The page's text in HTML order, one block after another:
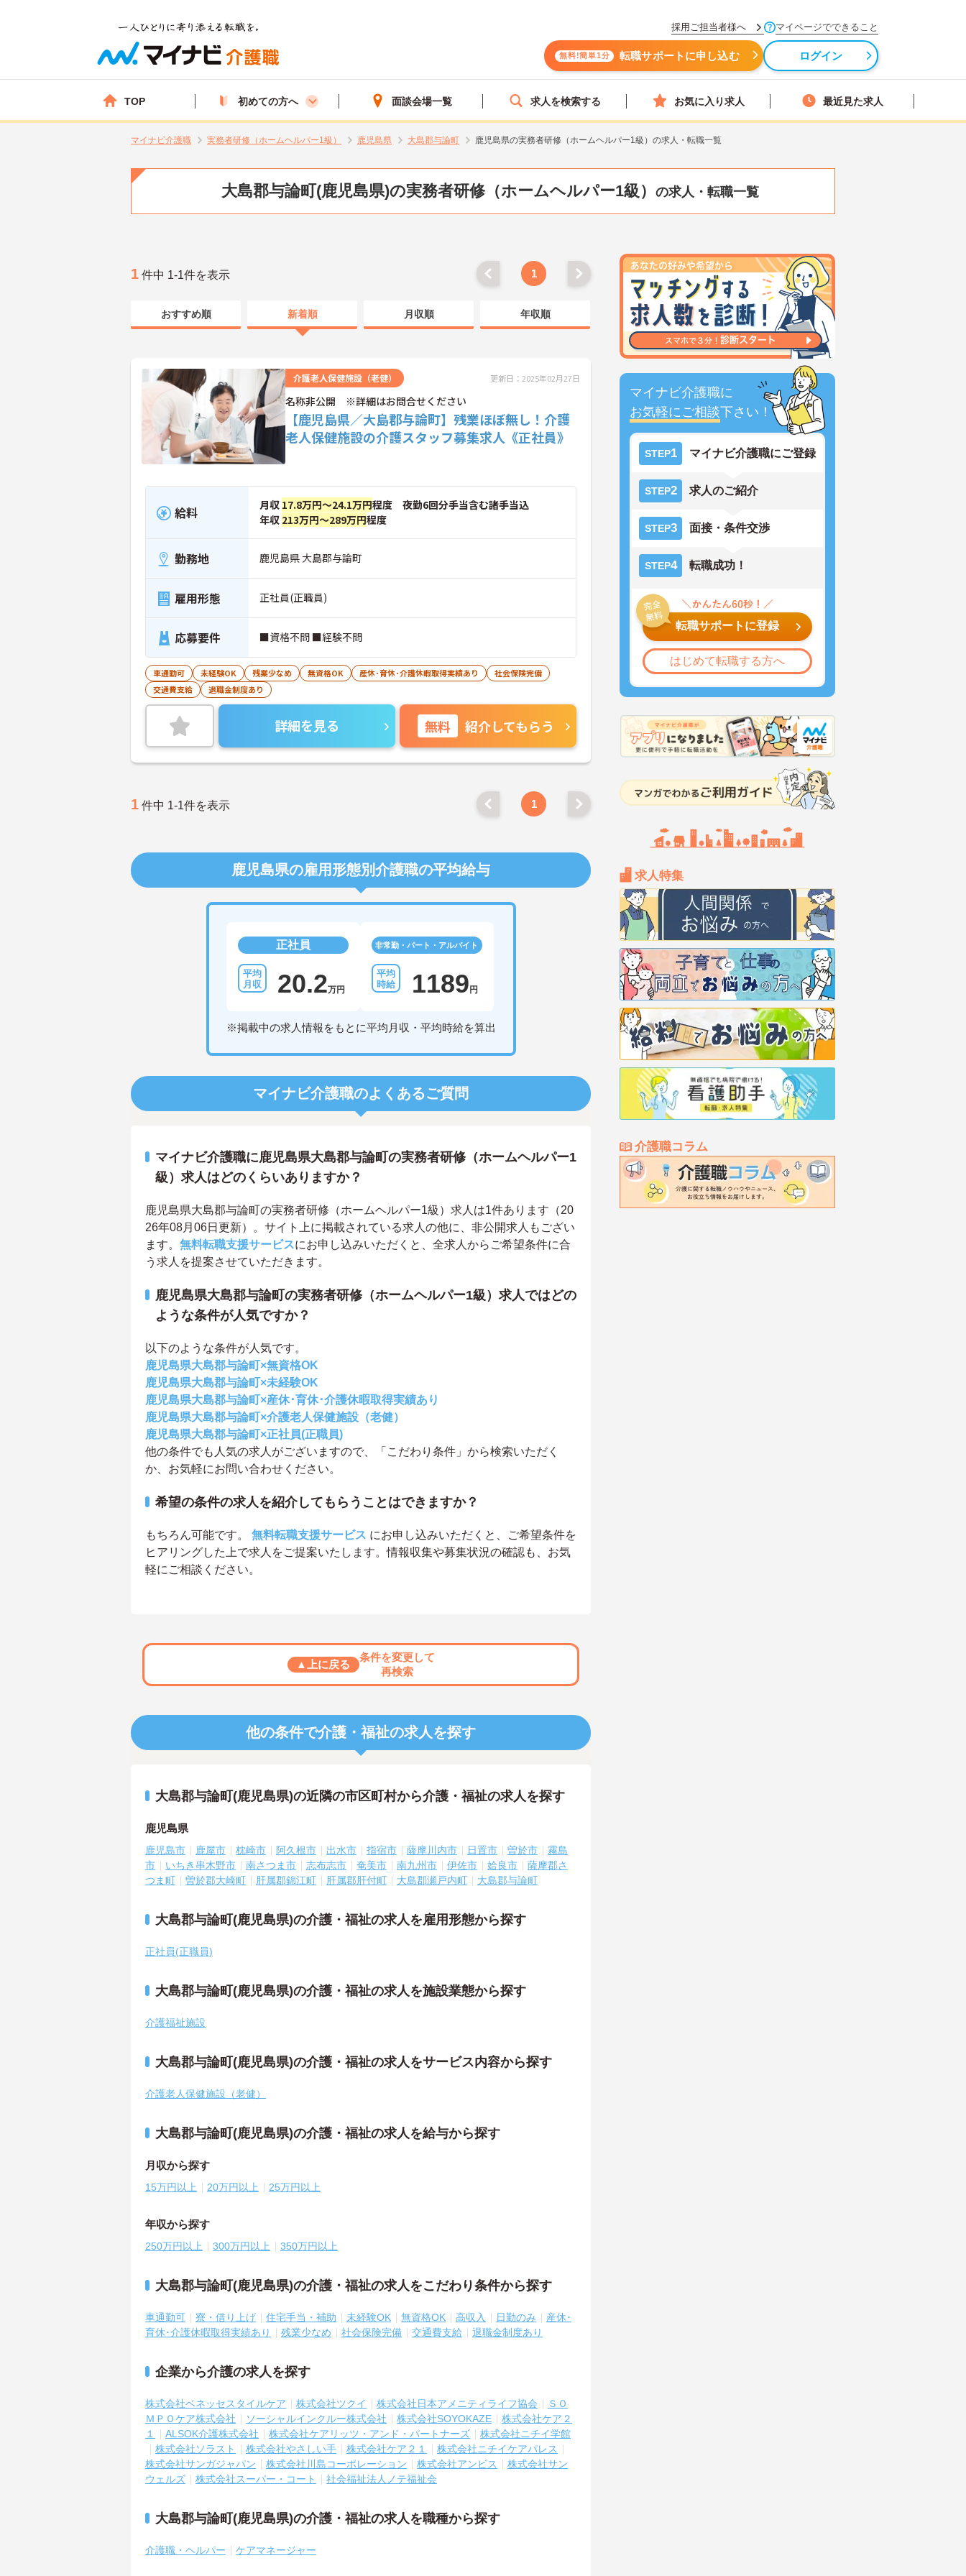
採用ご担当者様へ マイページでできること
無料!簡単1分 転職サポートに申し込む ログイン
TOP 初めての方へ 面談会場一覧 求人を検索する お気に入り求人 最近見た求人
マイナビ介護職 実務者研修（ホームヘルパー1級） 鹿児島県 大島郡与論町 鹿児島県の実務者研修（ホームヘルパー1級）の求人・転職一覧
大島郡与論町(鹿児島県)の実務者研修（ホームヘルパー1級） の求人・転職一覧
マイナビ介護職に
お気軽にご相談下さい！
STEP1 マイナビ介護職にご登録
STEP2 求人のご紹介
STEP3 面接・条件交渉
STEP4 転職成功！
転職サポートに登録
はじめて転職する方へ
求人特集
介護職コラム
1 件中 1-1件を表示 1
おすすめ順 新着順 月収順 年収順
介護老人保健施設（老健） 更新日：2025年02月27日
名称非公開 ※詳細はお問合せください
【鹿児島県／大島郡与論町】残業ほぼ無し！介護
老人保健施設の介護スタッフ募集求人《正社員》
給料 月収 17.8万円～24.1万円程度 夜勤6回分手当含む諸手当込
年収 213万円～289万円程度
勤務地 鹿児島県 大島郡与論町
雇用形態 正社員(正職員)
応募要件 ■資格不問 ■経験不問
車通勤可 未経験OK 残業少なめ 無資格OK 産休･育休･介護休暇取得実績あり
社会保険完備
交通費支給
退職金制度あり
詳細を見る 無料 紹介してもらう
1 件中 1-1件を表示 1
鹿児島県の雇用形態別介護職の平均給与
正社員
20.2万円
非常勤・パート・アルバイト
1189 円
※掲載中の求人情報をもとに平均月収・平均時給を算出
マイナビ介護職のよくあるご質問
マイナビ介護職に鹿児島県大島郡与論町の実務者研修（ホームヘルパー1
級）求人はどのくらいありますか？
鹿児島県大島郡与論町の実務者研修（ホームヘルパー1級）求人は1件あります（20
26年08月06日更新）。サイト上に掲載されている求人の他に、非公開求人もござい
ます。 無料転職支援サービスにお申し込みいただくと、全求人からご希望条件に合
う求人を提案させていただきます。
鹿児島県大島郡与論町の実務者研修（ホームヘルパー1級）求人ではどの
ような条件が人気ですか？
以下のような条件が人気です。
鹿児島県大島郡与論町×無資格OK
鹿児島県大島郡与論町×未経験OK
鹿児島県大島郡与論町×産休･育休･介護休暇取得実績あり
鹿児島県大島郡与論町×介護老人保健施設（老健）
鹿児島県大島郡与論町×正社員(正職員)
他の条件でも人気の求人がございますので、「こだわり条件」から検索いただく
か、お気軽にお問い合わせください。
希望の条件の求人を紹介してもらうことはできますか？
もちろん可能です。 無料転職支援サービス にお申し込みいただくと、ご希望条件を
ヒアリングした上で求人をご提案いたします。情報収集や募集状況の確認も、お気
軽にご相談ください。
▲上に戻る
条件を変更して
再検索
他の条件で介護・福祉の求人を探す
大島郡与論町(鹿児島県)の近隣の市区町村から介護・福祉の求人を探す
鹿児島県
鹿児島市 鹿屋市 枕崎市 阿久根市 出水市 指宿市 薩摩川内市 日置市 曽於市
霧島
市
いちき串木野市 南さつま市 志布志市 奄美市 南九州市 伊佐市 姶良市
薩摩郡さ
つま町
曽於郡大崎町 肝属郡錦江町 肝属郡肝付町 大島郡瀬戸内町 大島郡与論町
大島郡与論町(鹿児島県)の介護・福祉の求人を雇用形態から探す
正社員(正職員)
大島郡与論町(鹿児島県)の介護・福祉の求人を施設業態から探す
介護福祉施設
大島郡与論町(鹿児島県)の介護・福祉の求人をサービス内容から探す
介護老人保健施設（老健）
大島郡与論町(鹿児島県)の介護・福祉の求人を給与から探す
月収から探す
15万円以上 20万円以上 25万円以上
年収から探す
250万円以上 300万円以上 350万円以上
大島郡与論町(鹿児島県)の介護・福祉の求人をこだわり条件から探す
車通勤可 寮・借り上げ 住宅手当・補助 未経験OK 無資格OK 高収入 日勤のみ
産休･
育休･介護休暇取得実績あり
残業少なめ 社会保険完備 交通費支給 退職金制度あり
企業から介護の求人を探す
株式会社ベネッセスタイルケア 株式会社ツクイ 株式会社日本アメニティライフ協会
ＳＯ
ＭＰＯケア株式会社
ソーシャルインクルー株式会社 株式会社SOYOKAZE
株式会社ケア２
１
ALSOK介護株式会社 株式会社ケアリッツ・アンド・パートナーズ
株式会社ニチイ学館
株式会社ソラスト
株式会社やさしい手 株式会社ケア２１
株式会社ニチイケアパレス
株式会社サンガジャパン
株式会社川島コーポレーション 株式会社アンビス
株式会社サン
ウェルズ
株式会社スーパー・コート 社会福祉法人ノテ福祉会
大島郡与論町(鹿児島県)の介護・福祉の求人を職種から探す
介護職・ヘルパー ケアマネージャー